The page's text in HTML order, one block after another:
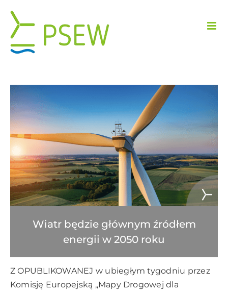
zawartości
Wiatr będzie głównym źródłem
energii w 2050 roku
Z OPUBLIKOWANEJ w ubiegłym tygodniu przez
Komisję Europejską „Mapy Drogowej dla